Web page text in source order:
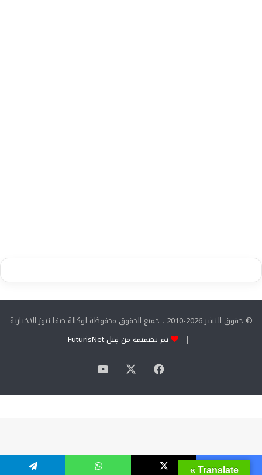
© حقوق النشر 2026-2010 ، جميع الحقوق محفوظة لوكالة صفا نيوز الاخبارية
|
تم تصميمه من قِبل FuturisNet
فيسبوك
Translate »